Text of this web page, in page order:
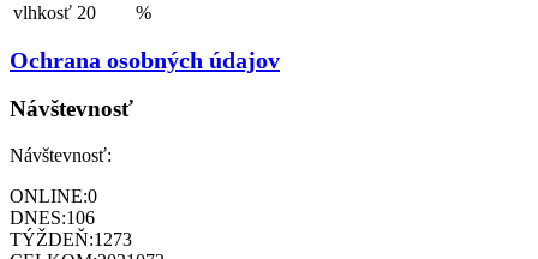
vlhkosť 20 %
Ochrana osobných údajov
Návštevnosť
Návštevnosť:
ONLINE:0
DNES:106
TÝŽDEŇ:1273